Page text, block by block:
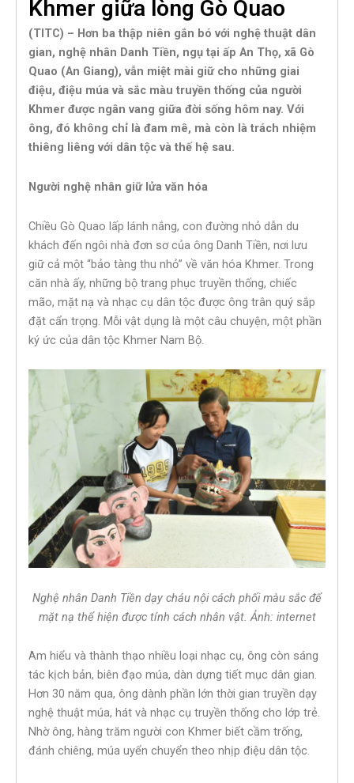
Khmer giữa lòng Gò Quao
(TITC) – Hơn ba thập niên gắn bó với nghệ thuật dân
gian, nghệ nhân Danh Tiền, ngụ tại ấp An Thọ, xã Gò
Quao (An Giang), vẫn miệt mài giữ cho những giai
điệu, điệu múa và sắc màu truyền thống của người
Khmer được ngân vang giữa đời sống hôm nay. Với
ông, đó không chỉ là đam mê, mà còn là trách nhiệm
thiêng liêng với dân tộc và thế hệ sau.
Người nghệ nhân giữ lửa văn hóa
Chiều Gò Quao lấp lánh nắng, con đường nhỏ dẫn du
khách đến ngôi nhà đơn sơ của ông Danh Tiền, nơi lưu
giữ cả một “bảo tàng thu nhỏ” về văn hóa Khmer. Trong
căn nhà ấy, những bộ trang phục truyền thống, chiếc
mão, mặt nạ và nhạc cụ dân tộc được ông trân quý sắp
đặt cẩn trọng. Mỗi vật dụng là một câu chuyện, một phần
ký ức của dân tộc Khmer Nam Bộ.
Nghệ nhân Danh Tiền dạy cháu nội cách phối màu sắc để
mặt nạ thể hiện được tính cách nhân vật. Ảnh: internet
Am hiểu và thành thạo nhiều loại nhạc cụ, ông còn sáng
tác kịch bản, biên đạo múa, dàn dựng tiết mục dân gian.
Hơn 30 năm qua, ông dành phần lớn thời gian truyền dạy
nghệ thuật múa, hát và nhạc cụ truyền thống cho lớp trẻ.
Nhờ ông, hàng trăm người con Khmer biết cầm trống,
đánh chiêng, múa uyển chuyển theo nhịp điệu dân tộc.